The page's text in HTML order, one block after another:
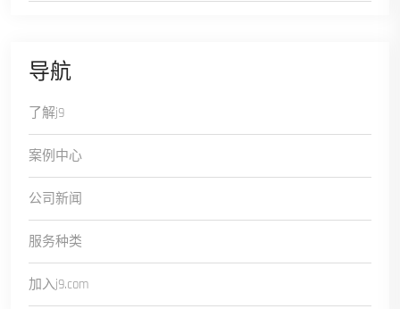
导航
了解j9
案例中心
公司新闻
服务种类
加入j9.com